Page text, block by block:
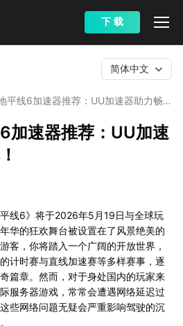
下 载
平线6加速器推荐：UU加速器助力畅
简体中文
加速器推荐：UU加速
线6》将于2026年5月19日与全球玩
华的狂欢舞台被设置在了风景绝美的
客，你将踏入一个广阔的开放世界，
计时赛与直线加速赛等多样赛事，逐
篇章。然而，对于身处国内的玩家来
服务器游戏，常常会遭遇网络延迟过
些网络问题无疑会严重影响驾驶的沉